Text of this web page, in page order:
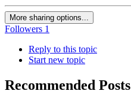
More sharing options...
Followers 1
Reply to this topic
Start new topic
Recommended Posts